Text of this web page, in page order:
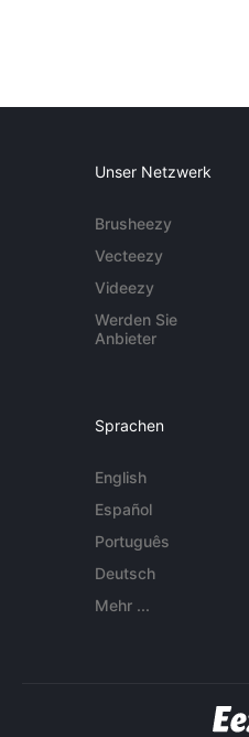
Unser Netzwerk
Brusheezy
Vecteezy
Videezy
Werden Sie
Anbieter
Sprachen
English
Español
Português
Deutsch
Mehr ...